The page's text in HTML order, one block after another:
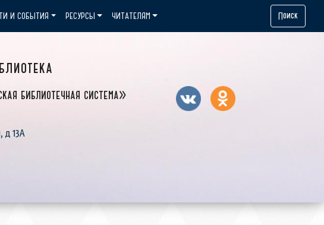
библиотечная система»
д 13А
И СОБЫТИЯ РЕСУРСЫ ЧИТАТЕЛЯМ Поиск